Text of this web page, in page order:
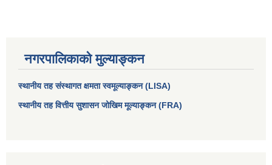
नगरपालिकाको मुल्याङ्कन
स्थानीय तह संस्थागत क्षमता स्वमूल्याङ्कन (LISA)
स्थानीय तह वित्तीय सुशासन जोखिम मूल्याङ्कन (FRA)